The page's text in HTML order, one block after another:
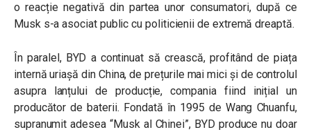
o reacție negativă din partea unor consumatori, după ce
Musk s-a asociat public cu politicienii de extremă dreaptă.
În paralel, BYD a continuat să crească, profitând de piața
internă uriașă din China, de prețurile mai mici și de controlul
asupra lanțului de producție, compania fiind inițial un
producător de baterii. Fondată în 1995 de Wang Chuanfu,
supranumit adesea “Musk al Chinei”, BYD produce nu doar